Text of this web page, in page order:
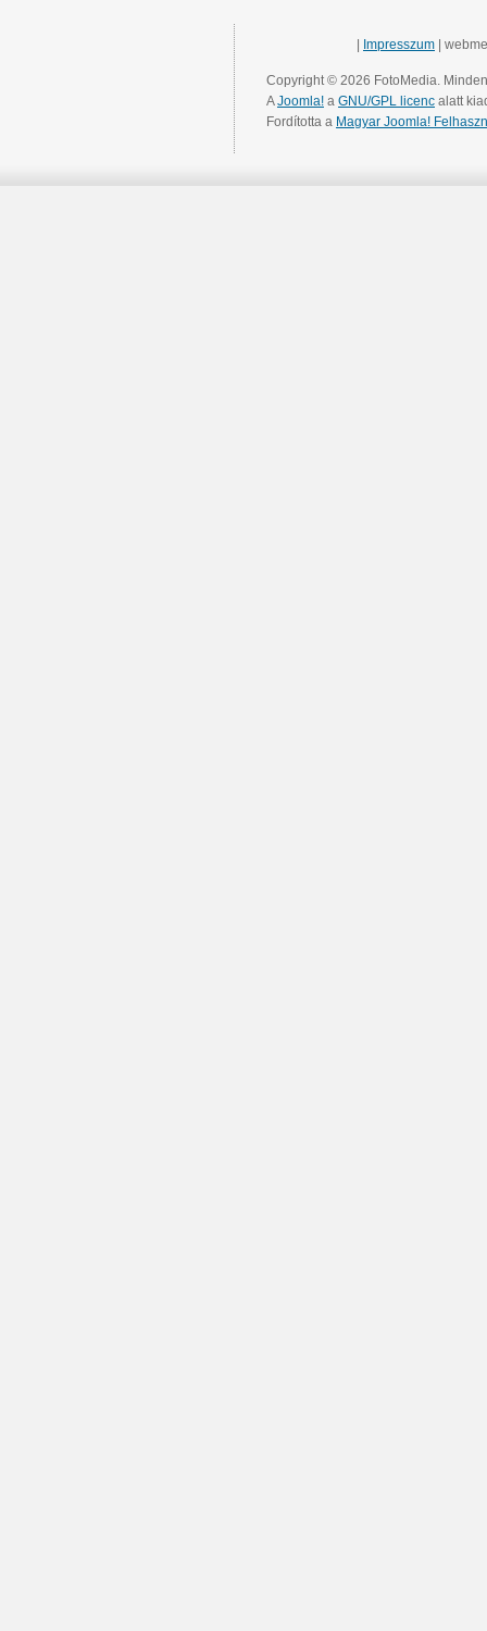
Impresszum |
Copyright © 2026 FotoMedia.
AJoomla! a GNU/GPL licenc alatt
Fordította a Magyar Joomla!